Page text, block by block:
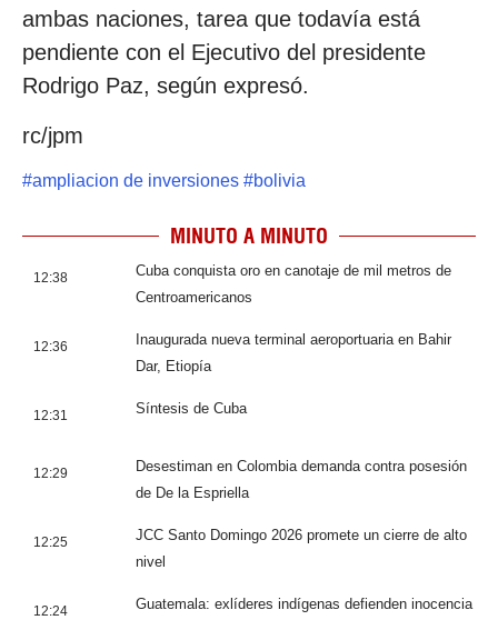
ambas naciones, tarea que todavía está
pendiente con el Ejecutivo del presidente
Rodrigo Paz, según expresó.
rc/jpm
#ampliacion de inversiones #bolivia
MINUTO A MINUTO
12:38
Cuba conquista oro en canotaje de mil metros de
Centroamericanos
12:36
Inaugurada nueva terminal aeroportuaria en Bahir
Dar, Etiopía
12:31 Síntesis de Cuba
12:29
Desestiman en Colombia demanda contra posesión
de De la Espriella
12:25
JCC Santo Domingo 2026 promete un cierre de alto
nivel
12:24
Guatemala: exlíderes indígenas defienden inocencia